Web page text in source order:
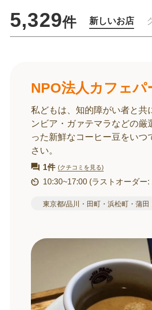
5,329件 新しいお店
NPO法人カフェ
私どもは、知的障がい者と共
ンビア・ガァテマラなどの
った新鮮なコーヒー豆をい
さい。
1件 (クチコミを見る)
10:30~17:00 (ラストオーダー:
東京都/品川・田町・浜松町・蒲田